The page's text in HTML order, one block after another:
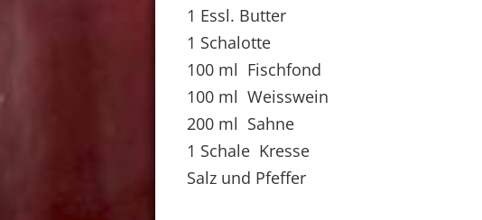
1 Essl. Butter
1 Schalotte
100 ml Fischfond
100 ml Weisswein
200 ml Sahne
1 Schale Kresse
Salz und Pfeffer